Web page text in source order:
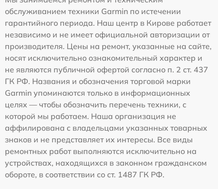
обслуживанием техники Garmin по истечении
гарантийного периода. Наш центр в Кирове работает
независимо и не имеет официальной авторизации от
производителя. Цены на ремонт, указанные на сайте,
носят исключительно ознакомительный характер и
не являются публичной офертой согласно п. 2 ст. 437
ГК РФ. Названия и обозначения торговой марки
Garmin упоминаются только в информационных
целях — чтобы обозначить перечень техники, с
которой мы работаем. Наша организация не
аффилирована с владельцами указанных товарных
знаков и не представляет их интересы. Все виды
ремонтных работ выполняются исключительно на
устройствах, находящихся в законном гражданском
обороте, в соответствии со ст. 1487 ГК РФ.